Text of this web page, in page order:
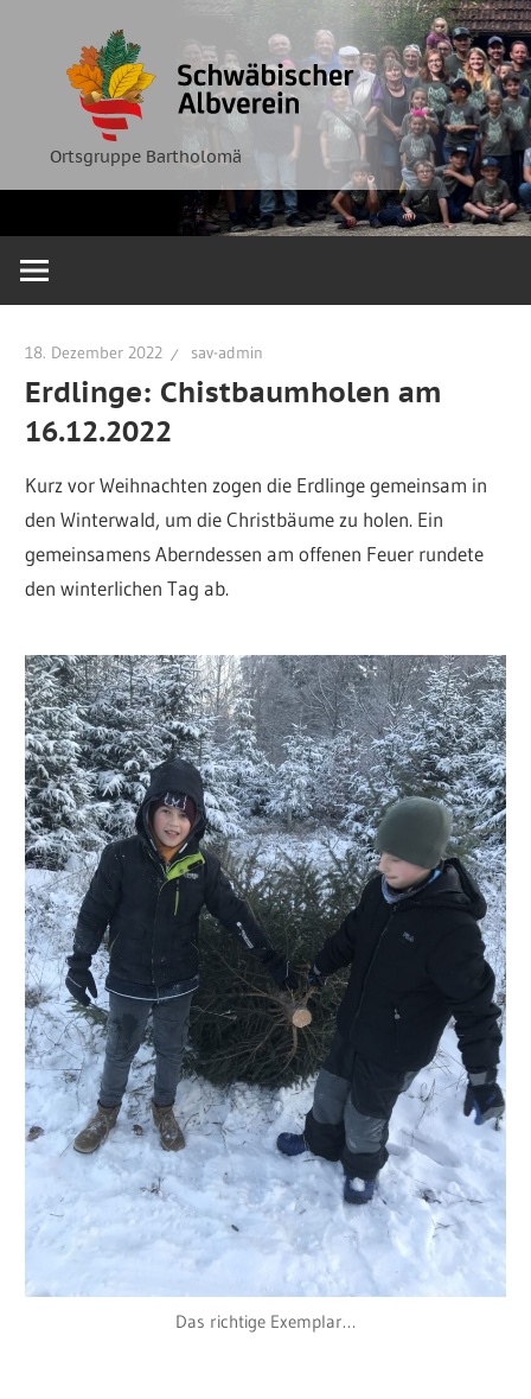
springen
Ortsgruppe Bartholomä
Albverein
Ortsgruppe
Bartholomä
18. Dezember 2022 sav-admin
Erdlinge: Chistbaumholen am
16.12.2022
Kurz vor Weihnachten zogen die Erdlinge gemeinsam in
den Winterwald, um die Christbäume zu holen. Ein
gemeinsamens Aberndessen am offenen Feuer rundete
den winterlichen Tag ab.
Das richtige Exemplar…